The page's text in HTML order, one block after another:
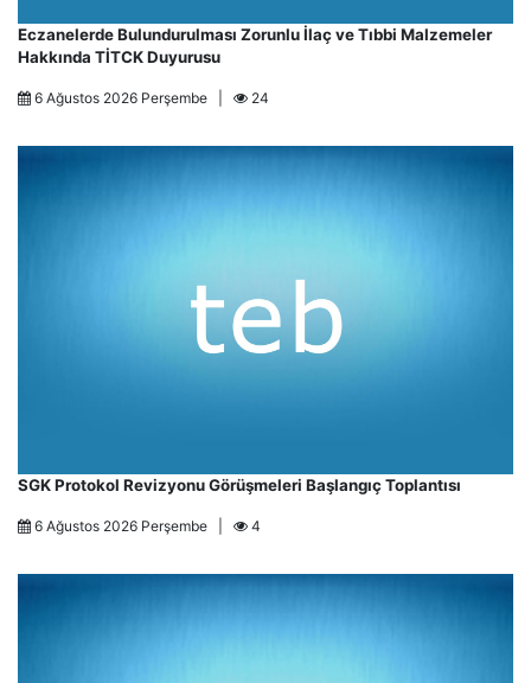
Eczanelerde Bulundurulması Zorunlu İlaç ve Tıbbi Malzemeler
Hakkında TİTCK Duyurusu
6 Ağustos 2026 Perşembe | 24
SGK Protokol Revizyonu Görüşmeleri Başlangıç Toplantısı
6 Ağustos 2026 Perşembe | 4